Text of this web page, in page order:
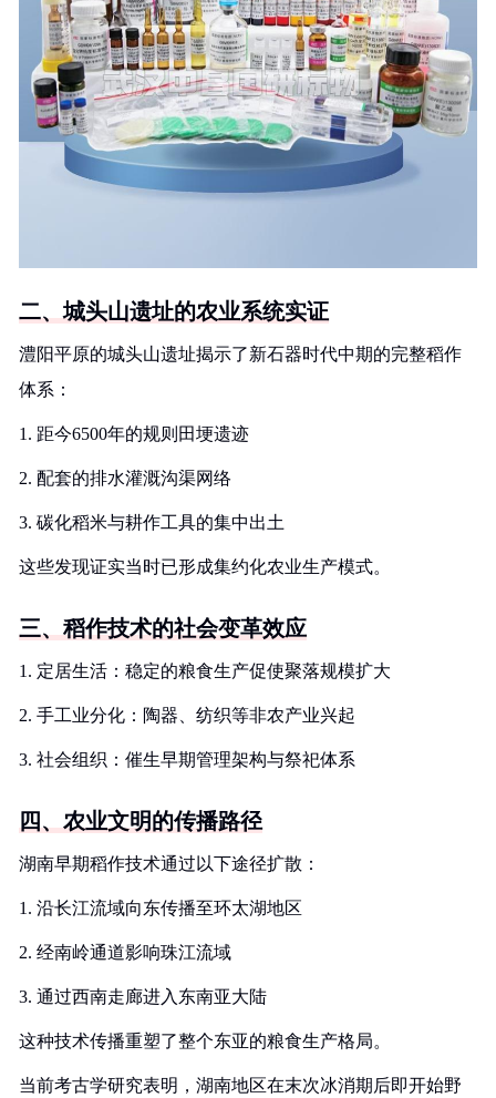
二、城头山遗址的农业系统实证
澧阳平原的城头山遗址揭示了新石器时代中期的完整稻作
体系：
1. 距今6500年的规则田埂遗迹
2. 配套的排水灌溉沟渠网络
3. 碳化稻米与耕作工具的集中出土
这些发现证实当时已形成集约化农业生产模式。
三、稻作技术的社会变革效应
1. 定居生活：稳定的粮食生产促使聚落规模扩大
2. 手工业分化：陶器、纺织等非农产业兴起
3. 社会组织：催生早期管理架构与祭祀体系
四、农业文明的传播路径
湖南早期稻作技术通过以下途径扩散：
1. 沿长江流域向东传播至环太湖地区
2. 经南岭通道影响珠江流域
3. 通过西南走廊进入东南亚大陆
这种技术传播重塑了整个东亚的粮食生产格局。
当前考古学研究表明，湖南地区在末次冰消期后即开始野